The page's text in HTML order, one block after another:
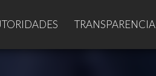
TRANSPARENCIA